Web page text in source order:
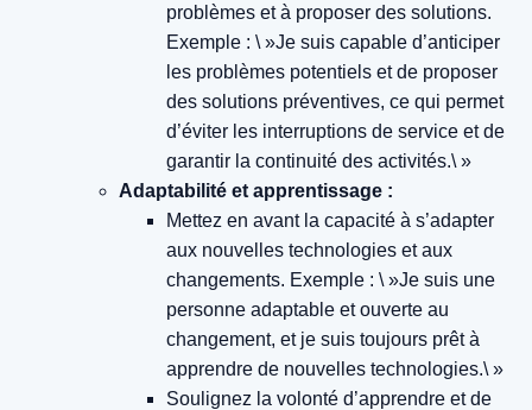
problèmes et à proposer des solutions.
Exemple : \ »Je suis capable d’anticiper
les problèmes potentiels et de proposer
des solutions préventives, ce qui permet
d’éviter les interruptions de service et de
garantir la continuité des activités.\ »
Adaptabilité et apprentissage :
Mettez en avant la capacité à s’adapter
aux nouvelles technologies et aux
changements. Exemple : \ »Je suis une
personne adaptable et ouverte au
changement, et je suis toujours prêt à
apprendre de nouvelles technologies.\ »
Soulignez la volonté d’apprendre et de